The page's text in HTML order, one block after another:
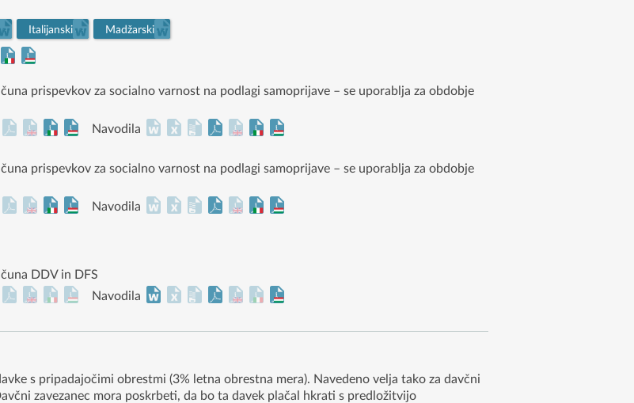
Italijanski Madžarski
prispevkov za socialno varnost na podlagi samoprijave – se uporablja za obdobje
Navodila
prispevkov za socialno varnost na podlagi samoprijave – se uporablja za obdobje
Navodila
DDV in DFS
Navodila
s pripadajočimi obrestmi (3% letna obrestna mera). Navedeno velja tako za davčni
zavezanec mora poskrbeti, da bo ta davek plačal hkrati s predložitvijo